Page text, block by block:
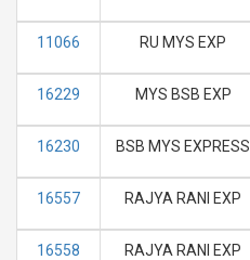
11066 RU MYS EXP
16229 MYS BSB EXP
16230 BSB MYS EXPRESS
16557 RAJYA RANI EXP
16558 RAJYA RANI EXP